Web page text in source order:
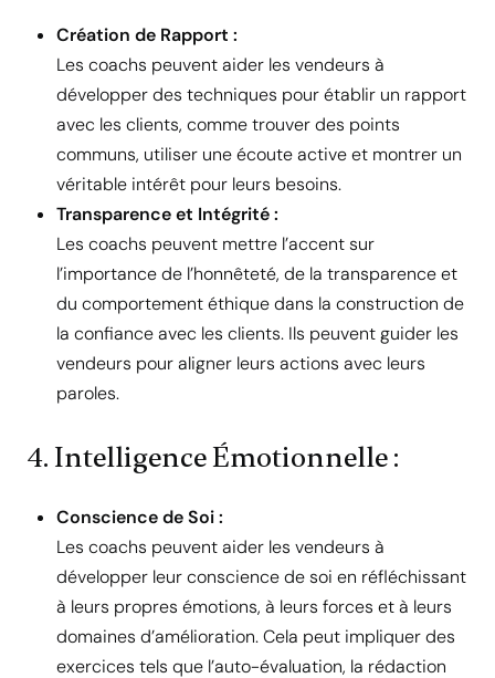
Création de Rapport :
Les coachs peuvent aider les vendeurs à
développer des techniques pour établir un rapport
avec les clients, comme trouver des points
communs, utiliser une écoute active et montrer un
véritable intérêt pour leurs besoins.
Transparence et Intégrité :
Les coachs peuvent mettre l’accent sur
l’importance de l’honnêteté, de la transparence et
du comportement éthique dans la construction de
la confiance avec les clients. Ils peuvent guider les
vendeurs pour aligner leurs actions avec leurs
paroles.
4. Intelligence Émotionnelle :
Conscience de Soi :
Les coachs peuvent aider les vendeurs à
développer leur conscience de soi en réfléchissant
à leurs propres émotions, à leurs forces et à leurs
domaines d’amélioration. Cela peut impliquer des
exercices tels que l’auto-évaluation, la rédaction